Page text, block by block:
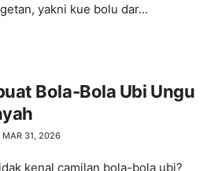
yakni kue bolu dar...
Bola-Bola Ubi Ungu
MAR 31, 2026
kenal camilan bola-bola ubi?